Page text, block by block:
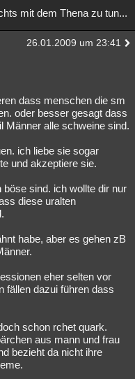
mit dem Thena zu tun...
26.01.2009 um 23:41
dass menschen die sm
oder besser gesagt dass
Männer alle schweine sind.
ich liebe sie sogar
und akzeptiere sie.
sind. ich wollte dir nur
diese uralten
habe, aber es gehen zB
eher selten vor
fällen dazui führen dass
schon rchet quark.
aus mann und frau
bezieht da nicht ihre